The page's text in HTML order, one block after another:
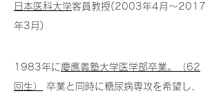
日本医科大学客員教授(2003年4月～2017
年3月)
1983年に慶應義塾大学医学部卒業。（62
回生）
卒業と同時に糖尿病専攻を希望し、